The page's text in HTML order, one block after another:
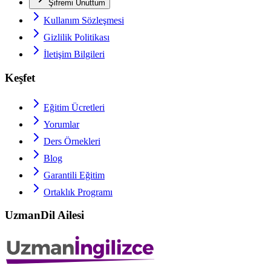
Şifremi Unuttum
Kullanım Sözleşmesi
Gizlilik Politikası
İletişim Bilgileri
Keşfet
Eğitim Ücretleri
Yorumlar
Ders Örnekleri
Blog
Garantili Eğitim
Ortaklık Programı
UzmanDil Ailesi